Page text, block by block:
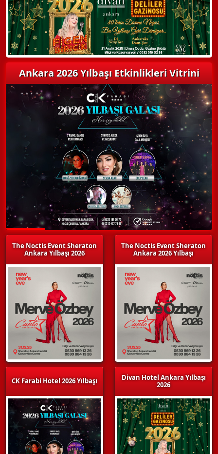
Detaylı Bilgi Alın
Ankara 2026 Yılbaşı Etkinlikleri Vitrini
The Noctis Event Sheraton
Ankara Yılbaşı 2026
CK Farabi Hotel 2026 Yılbaşı
The Noctis Event Sheraton
Ankara 2026 Yılbaşı
Divan Hotel Ankara Yılbaşı
2026